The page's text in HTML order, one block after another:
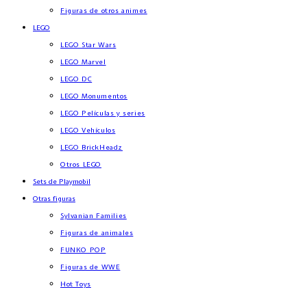
Figuras de otros animes
LEGO
LEGO Star Wars
LEGO Marvel
LEGO DC
LEGO Monumentos
LEGO Películas y series
LEGO Vehículos
LEGO BrickHeadz
Otros LEGO
Sets de Playmobil
Otras figuras
Sylvanian Families
Figuras de animales
FUNKO POP
Figuras de WWE
Hot Toys